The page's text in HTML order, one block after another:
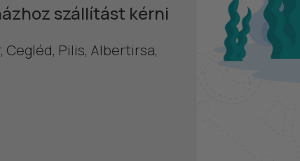
szállítást kérni
Cegléd, Pilis, Albertirsa,